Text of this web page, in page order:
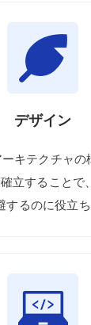
デザイン
ーキテクチャの
確立する ことで、
するのに役立ち